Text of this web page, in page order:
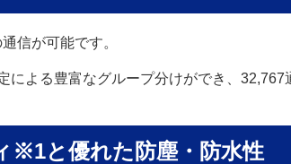
信が可能です。
よる豊富なグループ分けができ、
※1と優れた防塵・防水性